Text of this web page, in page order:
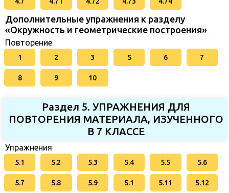
Дополнительные упражнения к разделу
«Окружность и геометрические построения»
Повторение
1 2 3 5 6 7
8 9 10
Раздел 5. УПРАЖНЕНИЯ ДЛЯ
ПОВТОРЕНИЯ МАТЕРИАЛА, ИЗУЧЕННОГО
В 7 КЛАССЕ
Упражнения
5.1 5.2 5.3 5.4 5.5 5.6
5.7 5.8 5.9 5.1 5.11 5.12